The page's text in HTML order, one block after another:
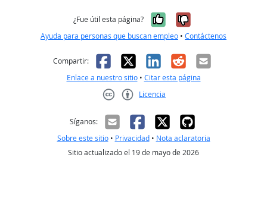
¿Fue útil esta página? Sí, fue útil
No, no fue
Ayuda para personas que buscan empleo • Contáctenos
Compartir: Facebook
X LinkedIn
RedditCorreo
Enlace a nuestro sitio• Citar esta página
Licencia
Síganos:
Sobre este sitio• Privacidad• Nota aclaratoria
Sitio actualizado el 19 de mayo de 2026